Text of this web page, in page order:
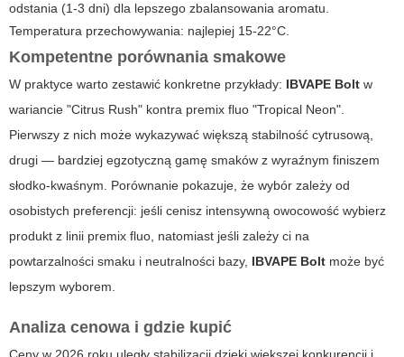
odstania (1-3 dni) dla lepszego zbalansowania aromatu.
Temperatura przechowywania: najlepiej 15-22°C.
Kompetentne porównania smakowe
W praktyce warto zestawić konkretne przykłady: IBVAPE Bolt w
wariancie "Citrus Rush" kontra premix fluo "Tropical Neon".
Pierwszy z nich może wykazywać większą stabilność cytrusową,
drugi — bardziej egzotyczną gamę smaków z wyraźnym finiszem
słodko-kwaśnym. Porównanie pokazuje, że wybór zależy od
osobistych preferencji: jeśli cenisz intensywną owocowość wybierz
produkt z linii premix fluo, natomiast jeśli zależy ci na
powtarzalności smaku i neutralności bazy, IBVAPE Bolt może być
lepszym wyborem.
Analiza cenowa i gdzie kupić